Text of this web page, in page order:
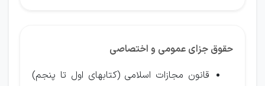
حقوق جزای عمومی و اختصاصی
قانون مجازات اسلامی (کتابهای اول تا پنجم)